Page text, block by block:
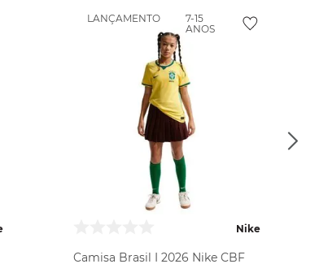
LANÇAMENTO
7-15
ANOS
Nike
Camisa Brasil I 2026 Nike CBF